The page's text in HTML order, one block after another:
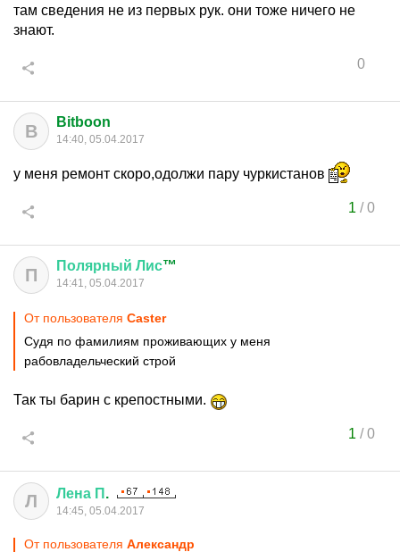
там сведения не из первых рук. они тоже ничего не
знают.
0
B Bitboon
14:40, 05.04.2017
у меня ремонт скоро,одолжи пару чуркистанов
1 /0
П Полярный Лис™
14:41, 05.04.2017
От пользователя Caster
Судя по фамилиям проживающих у меня
рабовладельческий строй
Так ты барин с крепостными.
1 /0
Л Лена П .
14:45, 05.04.2017
От пользователя Aлександр